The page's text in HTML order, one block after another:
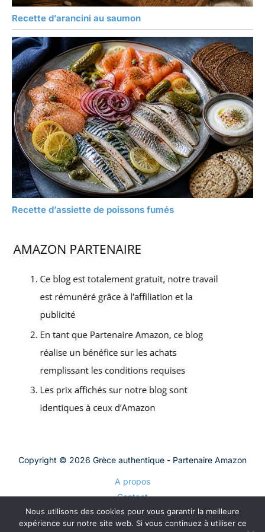
Recette d’arancini au saumon
Recette d’assiette de poissons fumés
Copyright © 2026 Grèce authentique - Partenaire Amazon
A propos
Contact
Plan du site
Mentions légales
Nous utilisons des cookies pour vous garantir la meilleure
expérience sur notre site web. Si vous continuez à utiliser ce